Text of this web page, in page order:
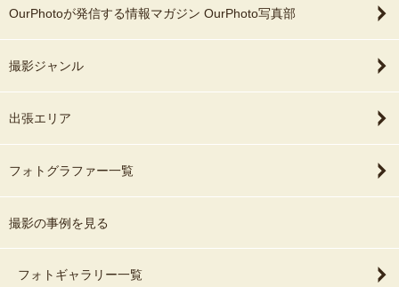
OurPhotoが発信する情報マガジン OurPhoto写真部
撮影ジャンル
出張エリア
フォトグラファー一覧
撮影の事例を見る
フォトギャラリー一覧